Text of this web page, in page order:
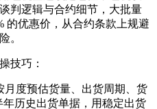
判逻辑与合约细节，大批量
的优惠价，从合约条款上规避
。
技巧：
度预估货量、出货周期、货
历史出货单据，用稳定出货